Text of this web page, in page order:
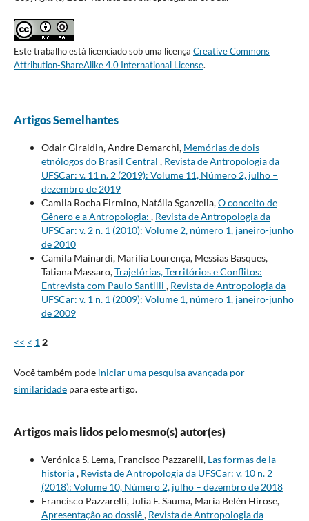
Este trabalho está licenciado sob uma licença Creative Commons
Attribution-ShareAlike 4.0 International License.
Artigos Semelhantes
Odair Giraldin, Andre Demarchi, Memórias de dois
etnólogos do Brasil Central , Revista de Antropologia da
UFSCar: v. 11 n. 2 (2019): Volume 11, Número 2, julho –
dezembro de 2019
Camila Rocha Firmino, Natália Sganzella,O conceito de
Gênero e a Antropologia: , Revista de Antropologia da
UFSCar: v. 2 n. 1 (2010): Volume 2, número 1, janeiro-junho
de 2010
Camila Mainardi, Marília Lourença, Messias Basques,
Tatiana Massaro,Trajetórias, Territórios e Conflitos:
Entrevista com Paulo Santilli , Revista de Antropologia da
UFSCar: v. 1 n. 1 (2009): Volume 1, número 1, janeiro-junho
de 2009
<< < 1 2
Você também pode iniciar uma pesquisa avançada por
similaridadepara este artigo.
Artigos mais lidos pelo mesmo(s) autor(es)
Verónica S. Lema, Francisco Pazzarelli, Las formas de la
historia, Revista de Antropologia da UFSCar: v. 10 n. 2
(2018): Volume 10, Número 2, julho – dezembro de 2018
Francisco Pazzarelli, Julia F. Sauma, Maria Belén Hirose,
Apresentação ao dossiê, Revista de Antropologia da